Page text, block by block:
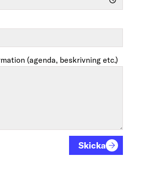
(agenda, beskrivning etc.)
Skicka